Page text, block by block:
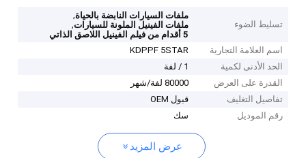
تسليط الضوء
ملفات السيارات النابضة بالحياة,
ملفات الفينيل الملونة للسيارات,
5 أقدام من فيلم الفينيل اللاصق الذاتي
اسم العلامة التجارية
KDPPF 5STAR
الحد الأدنى لكمية
1 / لفة
القدرة على العرض
80000 لفة/شهر
تفاصيل التغليف
قبول OEM
رقم الموديل
سك
عرض المزيد